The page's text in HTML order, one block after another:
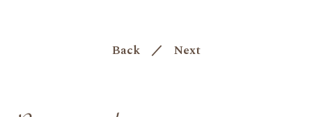
Back ／ Next